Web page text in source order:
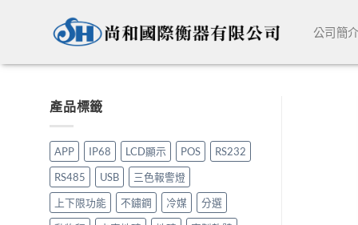
公司簡
產品標籤
APP IP68 LCD顯示 POS
RS232
RS485
USB
三色報警燈
上下限功能
不鏽鋼 冷媒
分選